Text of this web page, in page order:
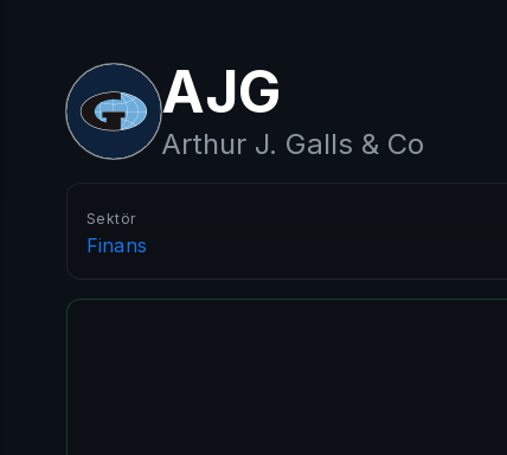
AJG
Arthur J. Galls & Co
Sektör
Finans